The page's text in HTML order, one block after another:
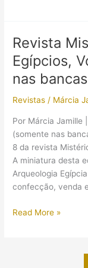
Egípcios,
Volume
11
(Maat),
já
nas
bancas;
Vol.
9
e
10
foram
Revista
Egípcios,
nas bancas
Revistas / Márcia
Por Márcia Jamille
(somente nas
8 da revista
A miniatura desta
Arqueologia
confecção, venda
Revista
Read More »